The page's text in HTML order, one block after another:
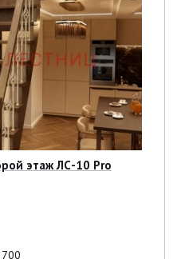
этаж ЛС-10 Pro